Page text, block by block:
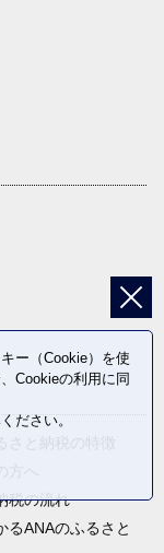
さと納税の特徴
方へ
税の流れ
るANAのふるさと
ー（Cookie）を使
Cookieの利用に同
ださい。